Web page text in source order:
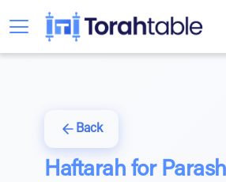
Back
Haftarah for